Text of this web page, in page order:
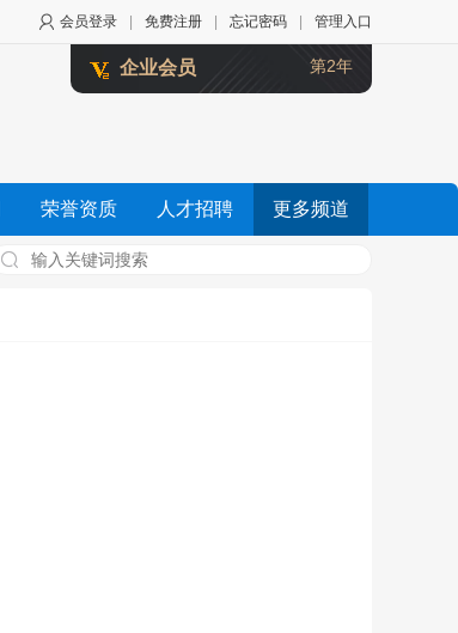
会员登录 免费注册 忘记密码 管理入口
企业会员 第2年
荣誉资质 人才招聘 更多频道